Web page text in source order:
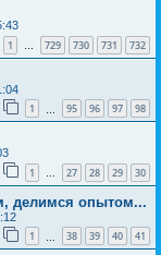
1 … 729 730 731 732
1 95 96 97 98
1 … 27 28 29 30
делимся опытом...
1 38 39 40 41